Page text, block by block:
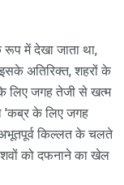
में देखा जाता था,
अतिरिक्त, शहरों के
लिए जगह तेजी से खत्म
'कब्र के लिए जगह
अभूतपूर्व किल्लत के चलते
शवों को दफनाने का खेल